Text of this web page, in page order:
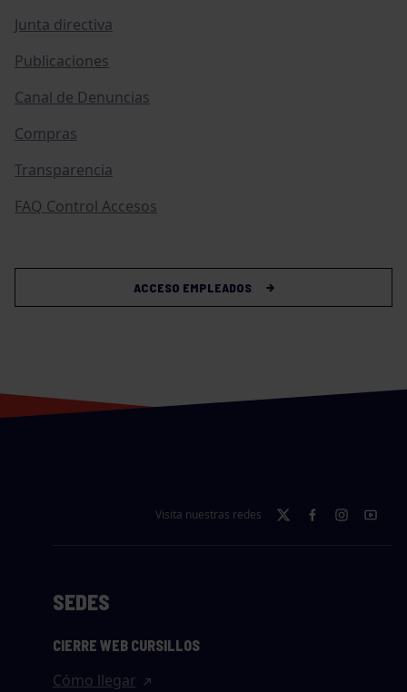
Junta directiva
Publicaciones
Canal de Denuncias
Compras
Transparencia
FAQ Control Accesos
ACCESO EMPLEADOS
Visita nuestras redes
SEDES
CIERRE WEB CURSILLOS
Cómo llegar